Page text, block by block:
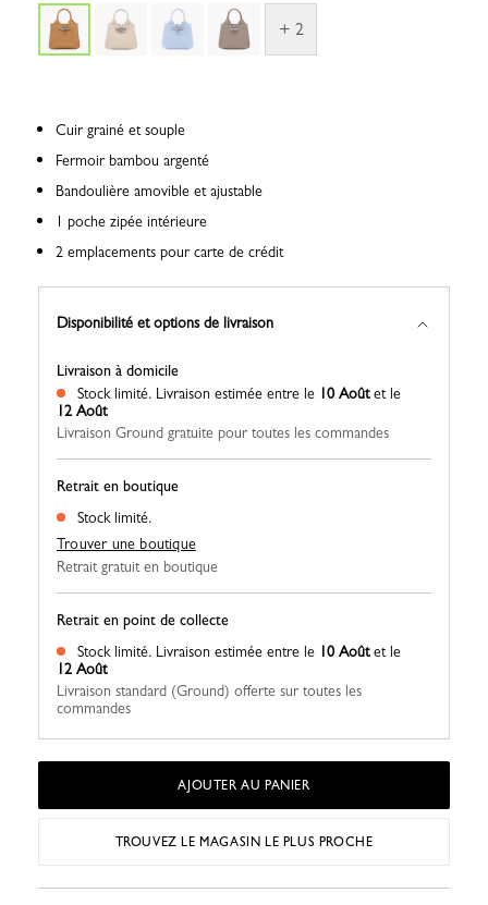
+ 2
Cuir grainé et souple
Fermoir bambou argenté
Bandoulière amovible et ajustable
1 poche zipée intérieure
2 emplacements pour carte de crédit
Disponibilité et options de livraison
Retrait en boutique
Stock limité.
Trouver une boutique
Retrait gratuit en boutique
Livraison à domicile
Stock limité. Livraison estimée entre le 10 Aoûtet le
12 Août
Livraison Ground gratuite pour toutes les commandes
Retrait en point de collecte
Stock limité. Livraison estimée entre le 10 Aoûtet le
12 Août
Livraison standard (Ground) offerte sur toutes les
commandes
AJOUTER AU PANIER
TROUVEZ LE MAGASIN LE PLUS PROCHE